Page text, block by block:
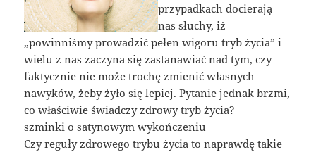
przypadkach docierają
nas słuchy, iż
„powinniśmy prowadzić pełen wigoru tryb życia” i
wielu z nas zaczyna się zastanawiać nad tym, czy
faktycznie nie może trochę zmienić własnych
nawyków, żeby żyło się lepiej. Pytanie jednak brzmi,
co właściwie świadczy zdrowy tryb życia?
szminki o satynowym wykończeniu
Czy reguły zdrowego trybu życia to naprawdę takie